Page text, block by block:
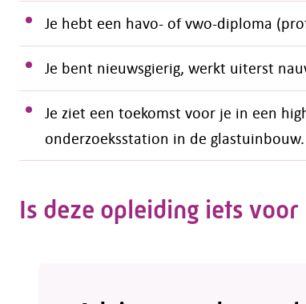
Je hebt een havo- of vwo-diploma
Je bent nieuwsgierig, werkt uiterst
Je ziet een toekomst voor je in een
onderzoeksstation in de glastuinbouw.
Is deze opleiding iets voor